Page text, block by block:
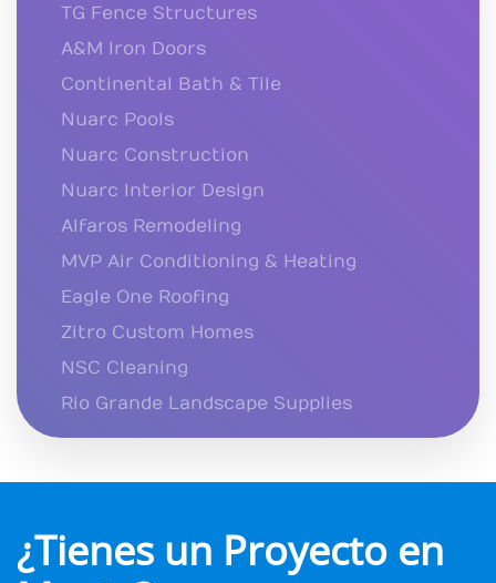
TG Fence Structures
A&M Iron Doors
Continental Bath & Tile
Nuarc Pools
Nuarc Construction
Nuarc Interior Design
Alfaros Remodeling
MVP Air Conditioning & Heating
Eagle One Roofing
Zitro Custom Homes
NSC Cleaning
Rio Grande Landscape Supplies
¿Tienes un Proyecto en